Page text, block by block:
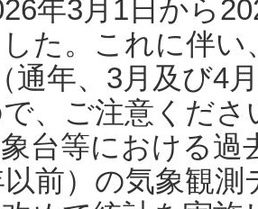
年3月1日から
た。これに伴い
通年、3月及び4
、ご注意くだ
台等における過
以前）の気象観